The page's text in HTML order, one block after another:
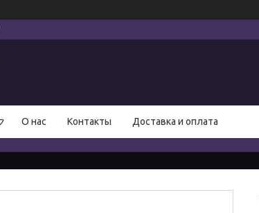
О нас Контакты Доставка и оплата